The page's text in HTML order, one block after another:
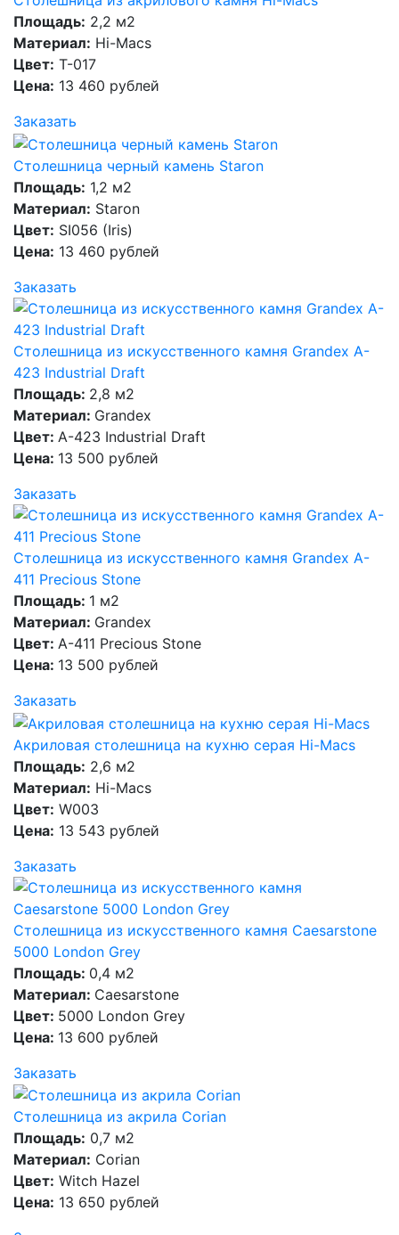
Площадь: 2,2 м2
Материал: Hi-Macs
Цвет: T-017
Цена: 13 460 рублей
Заказать
Столешница черный камень Staron
Площадь: 1,2 м2
Материал: Staron
Цвет: SI056 (Iris)
Цена: 13 460 рублей
Заказать
Столешница из искусственного камня Grandex A-
423 Industrial Draft
Площадь: 2,8 м2
Материал: Grandex
Цвет: A-423 Industrial Draft
Цена: 13 500 рублей
Заказать
Столешница из искусственного камня Grandex A-
411 Precious Stone
Площадь: 1 м2
Материал: Grandex
Цвет: A-411 Precious Stone
Цена: 13 500 рублей
Заказать
Акриловая столешница на кухню серая Hi-Macs
Площадь: 2,6 м2
Материал: Hi-Macs
Цвет: W003
Цена: 13 543 рублей
Заказать
Столешница из искусственного камня Caesarstone
5000 London Grey
Площадь: 0,4 м2
Материал: Caesarstone
Цвет: 5000 London Grey
Цена: 13 600 рублей
Заказать
Столешница из акрила Corian
Площадь: 0,7 м2
Материал: Corian
Цвет: Witch Hazel
Цена: 13 650 рублей